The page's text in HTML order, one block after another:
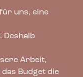
uns, eine
Deshalb
Arbeit,
Budget die